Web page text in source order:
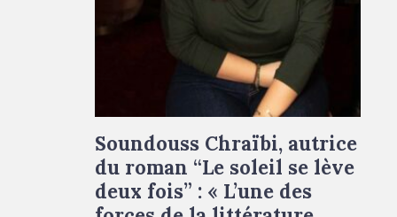
Soundouss Chraïbi © Francesca Mantovani
Soundouss Chraïbi, autrice
du roman “Le soleil se lève
deux fois” : « L’une des